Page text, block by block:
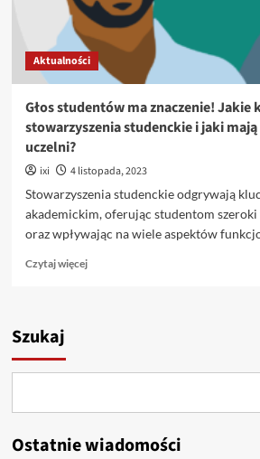
Aktualności
Głos studentów ma znaczenie! Jakie
stowarzyszenia studenckie i jaki mają
uczelni?
ixi
4 listopada, 2023
Stowarzyszenia studenckie odgrywają
akademickim, oferując studentom
oraz wpływając na wiele aspektów
Czytaj więcejDowiedz
korzyści
stowarzyszenia
Szukaj
Ostatnie wiadomości